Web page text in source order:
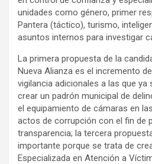
unidades como género, primer
Pantera (táctico), turismo,
asuntos internos para investigar
La primera propuesta de la
Nueva Alianza es el incremento
vigilancia adicionales a las que ya
crear un padrón municipal de
el equipamiento de cámaras en
actos de corrupción con el fin de
transparencia; la tercera
importante porque se trata de
Especializada en Atención a